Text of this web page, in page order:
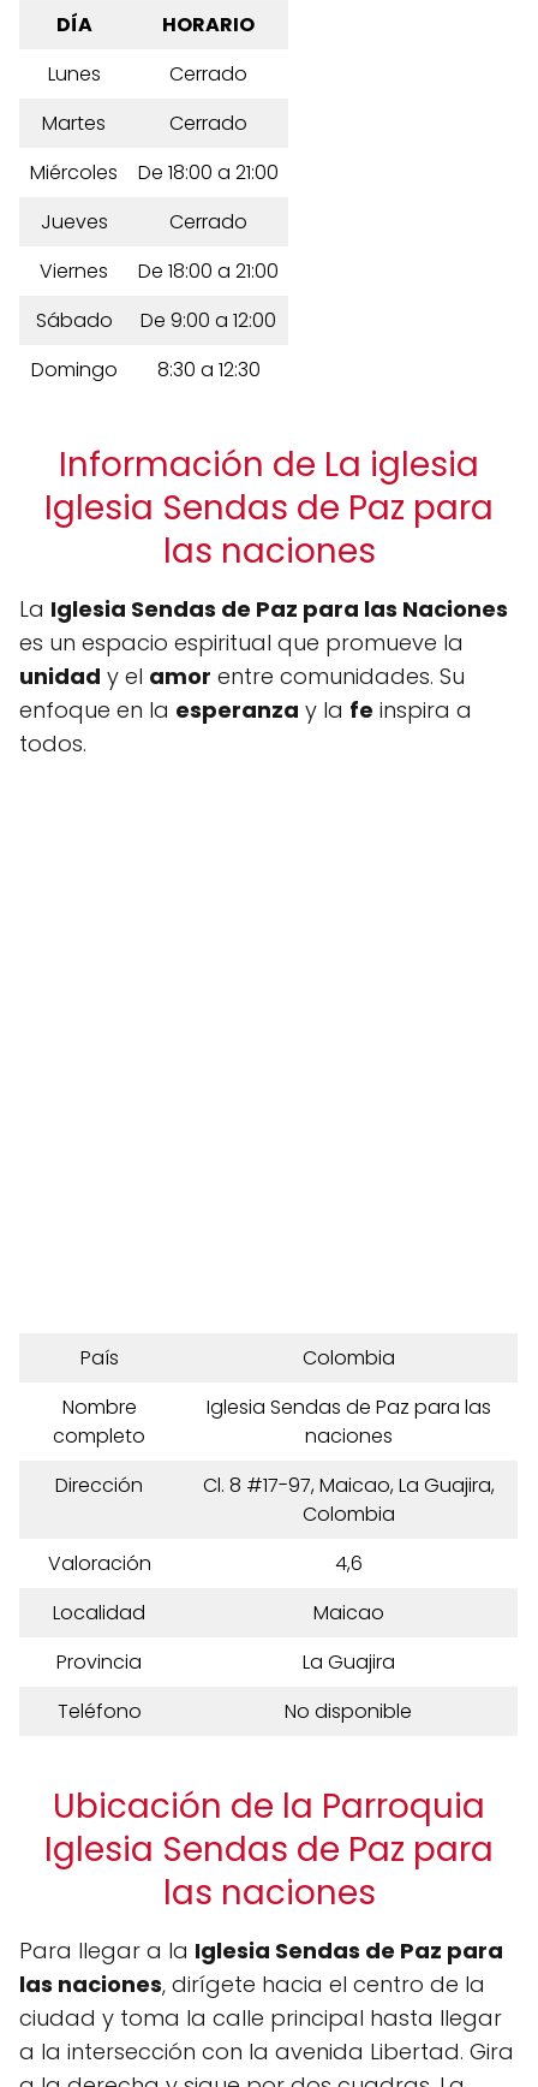
DÍA
HORARIO
Lunes
Cerrado
Martes
Cerrado
Miércoles
De 18:00 a 21:00
Jueves
Cerrado
Viernes
De 18:00 a 21:00
Sábado
De 9:00 a 12:00
Domingo
8:30 a 12:30
Información de La iglesia
Iglesia Sendas de Paz para
las naciones
La Iglesia Sendas de Paz para las Naciones
es un espacio espiritual que promueve la
unidad y el amor entre comunidades. Su
enfoque en la esperanza y la fe inspira a
todos.
País
Colombia
Nombre
completo
Iglesia Sendas de Paz para las
naciones
Dirección
Cl. 8 #17-97, Maicao, La Guajira,
Colombia
Valoración
4,6
Localidad
Maicao
Provincia
La Guajira
Teléfono
No disponible
Ubicación de la Parroquia
Iglesia Sendas de Paz para
las naciones
Para llegar a la Iglesia Sendas de Paz para
las naciones, dirígete hacia el centro de la
ciudad y toma la calle principal hasta llegar
a la intersección con la avenida Libertad. Gira